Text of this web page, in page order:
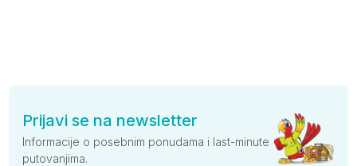
Prijavi se na newsletter
Informacije o posebnim ponudama i last-minute
putovanjima.